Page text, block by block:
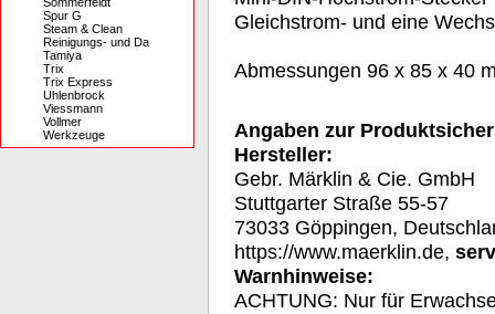
Spur G
Steam & Clean
Reinigungs- und Da
Tamiya
Trix
Trix Express
Uhlenbrock
Viessmann
Vollmer
Werkzeuge
Gleichstrom- und eine
Abmessungen 96 x 85 x 40
Angaben zur
Hersteller:
Gebr. Märklin & Cie. GmbH
Stuttgarter Straße 55-57
73033 Göppingen,
https://www.maerklin.de,
Warnhinweise:
ACHTUNG: Nur für